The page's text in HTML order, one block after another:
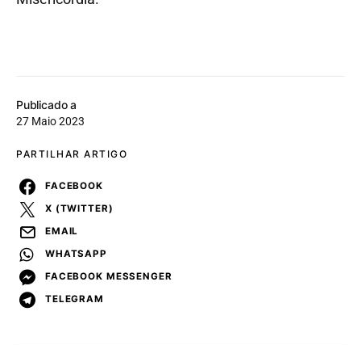
Publicado a
27 Maio 2023
PARTILHAR ARTIGO
FACEBOOK
X (TWITTER)
EMAIL
WHATSAPP
FACEBOOK MESSENGER
TELEGRAM